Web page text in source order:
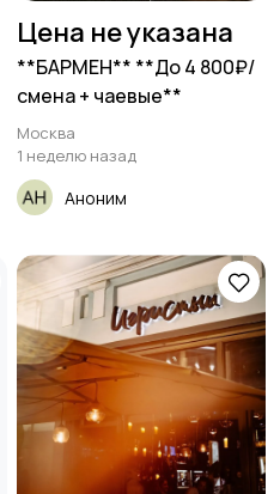
Цена не указана
**БАРМЕН** **До 4 800₽/
смена + чаевые**
Москва
1 неделю назад
Аноним